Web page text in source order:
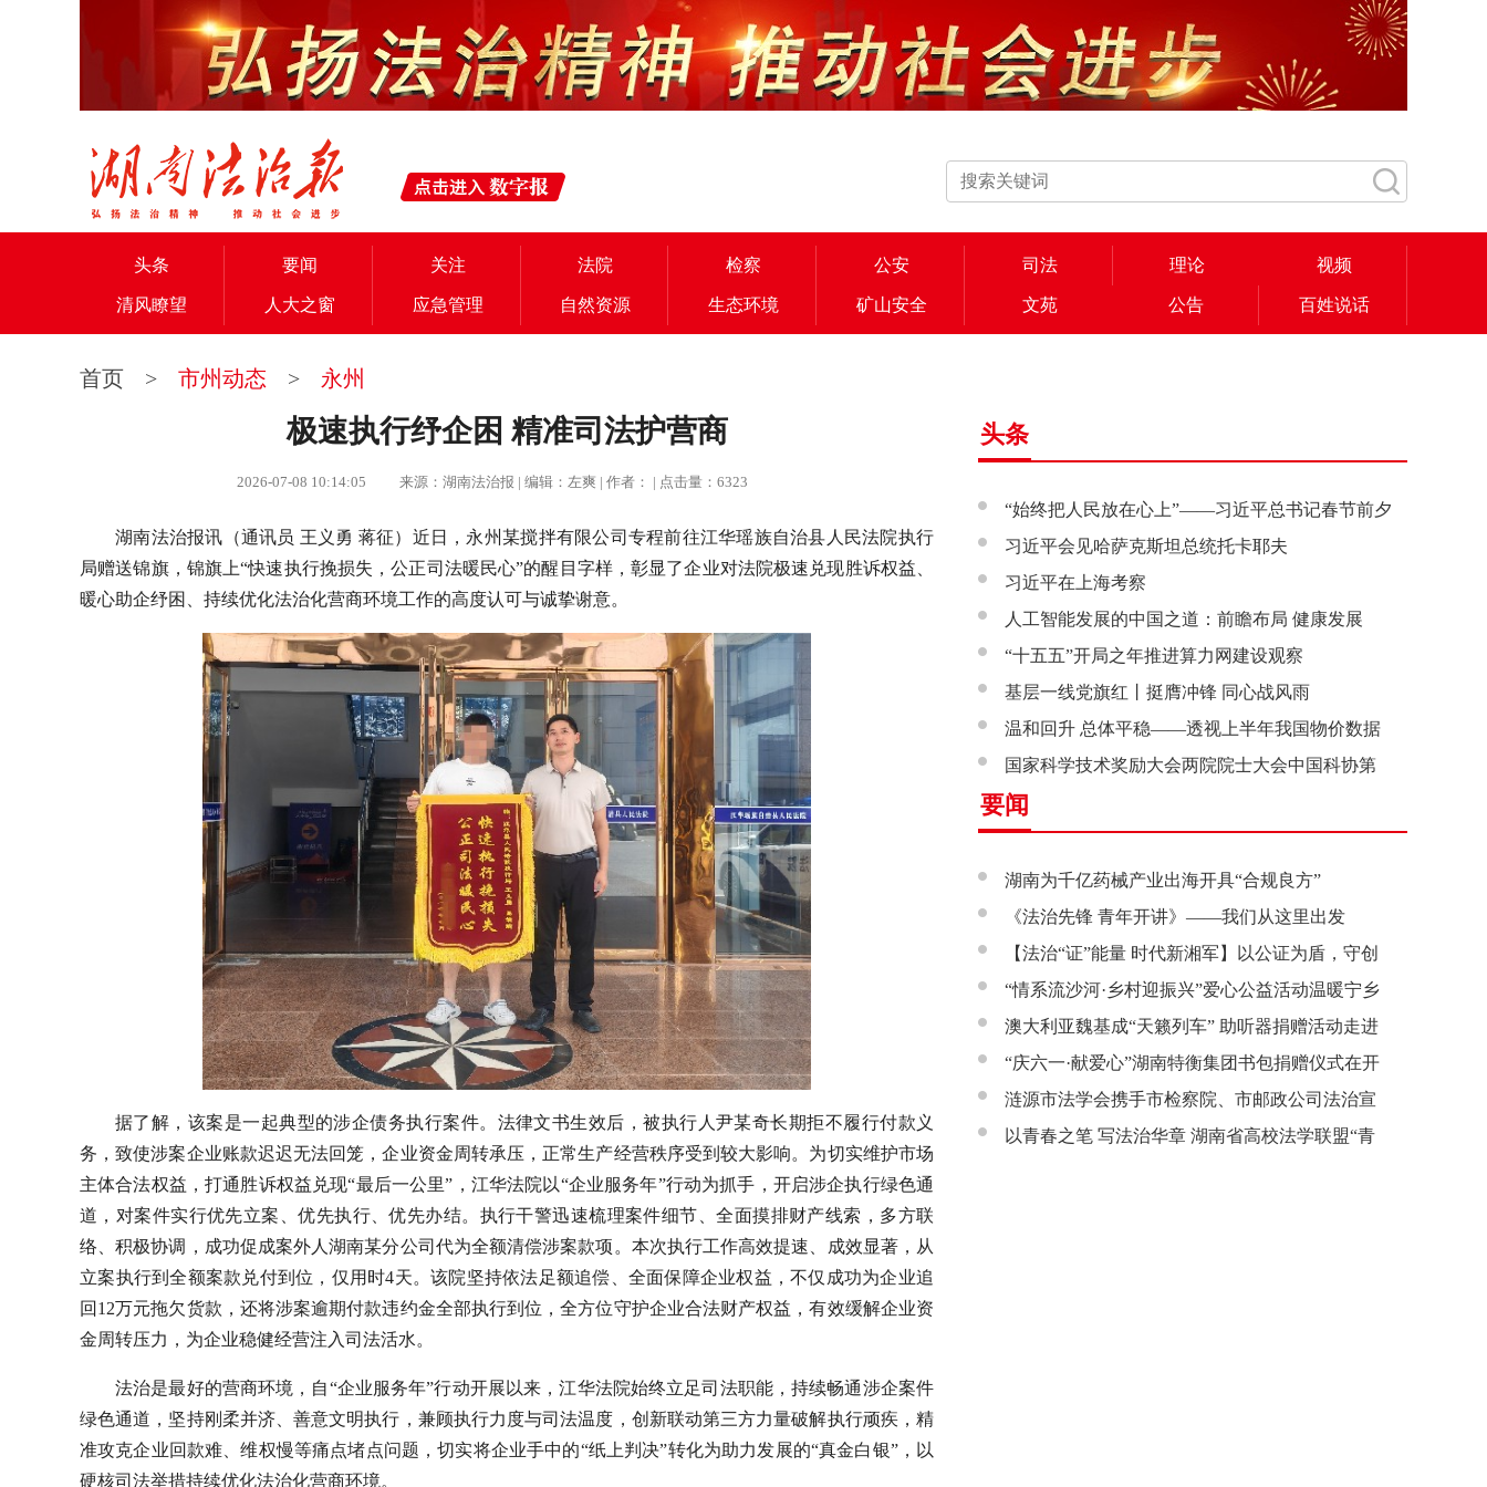
头条 要闻 关注 法院 检察 公安 司法 理论 视频
清风瞭望 人大之窗 应急管理 自然资源 生态环境 矿山安全 文苑 公告 百姓说话
首页 > 市州动态 > 永州
极速执行纾企困 精准司法护营商
2026-07-08 10:14:05 来源：湖南法治报 | 编辑：左爽 | 作者： | 点击量：6323
湖南法治报讯（通讯员 王义勇 蒋征）近日，永州某搅拌有限公司专程前往江华瑶族自治县人民法院执行
局赠送锦旗，锦旗上“快速执行挽损失，公正司法暖民心”的醒目字样，彰显了企业对法院极速兑现胜诉权益、
暖心助企纾困、持续优化法治化营商环境工作的高度认可与诚挚谢意。
据了解，该案是一起典型的涉企债务执行案件。法律文书生效后，被执行人尹某奇长期拒不履行付款义
务，致使涉案企业账款迟迟无法回笼，企业资金周转承压，正常生产经营秩序受到较大影响。为切实维护市场
主体合法权益，打通胜诉权益兑现“最后一公里”，江华法院以“企业服务年”行动为抓手，开启涉企执行绿色通
道，对案件实行优先立案、优先执行、优先办结。执行干警迅速梳理案件细节、全面摸排财产线索，多方联
络、积极协调，成功促成案外人湖南某分公司代为全额清偿涉案款项。本次执行工作高效提速、成效显著，从
立案执行到全额案款兑付到位，仅用时4天。该院坚持依法足额追偿、全面保障企业权益，不仅成功为企业追
回12万元拖欠货款，还将涉案逾期付款违约金全部执行到位，全方位守护企业合法财产权益，有效缓解企业资
金周转压力，为企业稳健经营注入司法活水。
法治是最好的营商环境，自“企业服务年”行动开展以来，江华法院始终立足司法职能，持续畅通涉企案件
绿色通道，坚持刚柔并济、善意文明执行，兼顾执行力度与司法温度，创新联动第三方力量破解执行顽疾，精
准攻克企业回款难、维权慢等痛点堵点问题，切实将企业手中的“纸上判决”转化为助力发展的“真金白银”，以
硬核司法举措持续优化法治化营商环境。
头条
“始终把人民放在心上”——习近平总书记春节前夕
赴辽宁看望慰问基层干部群众纪实
习近平会见哈萨克斯坦总统托卡耶夫
习近平在上海考察
人工智能发展的中国之道：前瞻布局 健康发展
“十五五”开局之年推进算力网建设观察
基层一线党旗红丨挺膺冲锋 同心战风雨
温和回升 总体平稳——透视上半年我国物价数据
国家科学技术奖励大会两院院士大会中国科协第
十一次全国代表大会在京召开
要闻
湖南为千亿药械产业出海开具“合规良方”
《法治先锋 青年开讲》——我们从这里出发
【法治“证”能量 时代新湘军】以公证为盾，守创
新之魂 湖南青年公证人为知识产权保护筑牢防线
“情系流沙河·乡村迎振兴”爱心公益活动温暖宁乡
市流沙河镇
澳大利亚魏基成“天籁列车” 助听器捐赠活动走进
开慧镇
“庆六一·献爱心”湖南特衡集团书包捐赠仪式在开
慧镇举行
涟源市法学会携手市检察院、市邮政公司法治宣
讲走进七星街镇仙洞中学
以青春之笔 写法治华章 湖南省高校法学联盟“青